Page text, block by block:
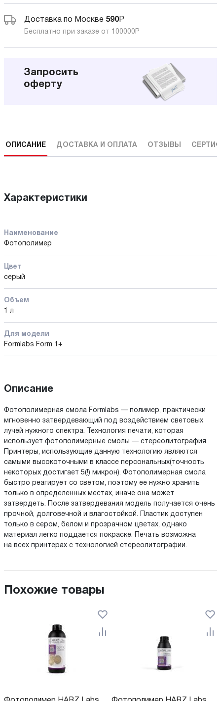
Доставка по Москве 590Р
Бесплатно при заказе от 100000 Р
Запросить
оферту
ОПИСАНИЕ ДОСТАВКА И ОПЛАТА ОТЗЫВЫ
Характеристики
Наименование
Фотополимер
Цвет
серый
Объем
1 л
Для модели
Formlabs Form 1+
Описание
Фотополимерная смола Formlabs — полимер, практически
мгновенно затвердевающий под воздействием световых
лучей нужного спектра. Технология печати, которая
использует фотополимерные смолы — стереолитография.
Принтеры, использующие данную технологию являются
самыми высокоточными в классе персональных(точность
некоторых достигает 5(!) микрон). Фотополимерная смола
быстро реагирует со светом, поэтому ее нужно хранить
только в определенных местах, иначе она может
затвердеть. После затвердевания модель получается очень
прочной, долговечной и влагостойкой. Пластик доступен
только в сером, белом и прозрачном цветах, однако
материал легко поддается покраске. Печать возможна
на всех принтерах с технологией стереолитографии.
Похожие товары